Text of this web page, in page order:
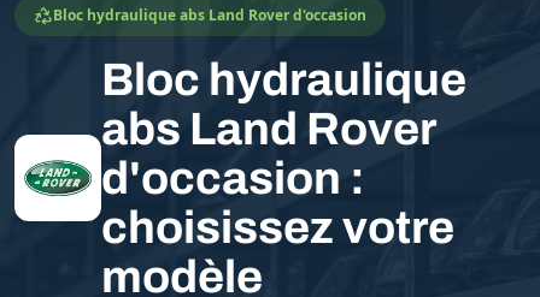
Bloc hydraulique abs Land Rover d'occasion
Bloc hydraulique
abs Land Rover
d'occasion :
choisissez votre
modèle